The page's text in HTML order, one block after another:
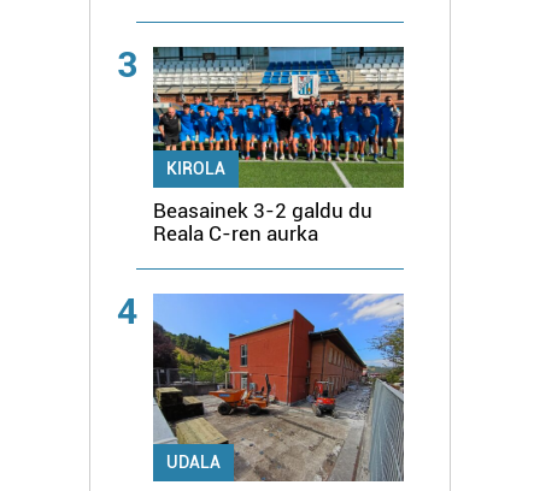
3
KIROLA
Beasainek 3-2 galdu du
Reala C-ren aurka
4
UDALA